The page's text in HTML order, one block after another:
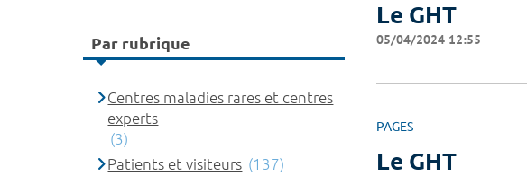
Le GHT
05/04/2024 12:55
PAGES
Le GHT
Par rubrique
Centres maladies rares et centres
experts
(3)
Patients et visiteurs (137)